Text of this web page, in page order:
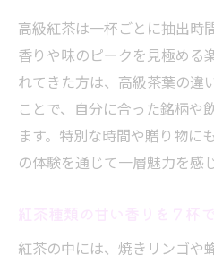
高級紅茶は一杯ごとに抽出時
香りや味のピークを見極める
れてきた方は、高級茶葉の違
ことで、自分に合った銘柄や
ます。特別な時間や贈り物に
の体験を通じて一層魅力を感
紅茶の中には、焼きリンゴや